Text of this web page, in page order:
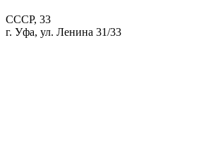
СССР, 33
г. Уфа, ул. Ленина 31/33